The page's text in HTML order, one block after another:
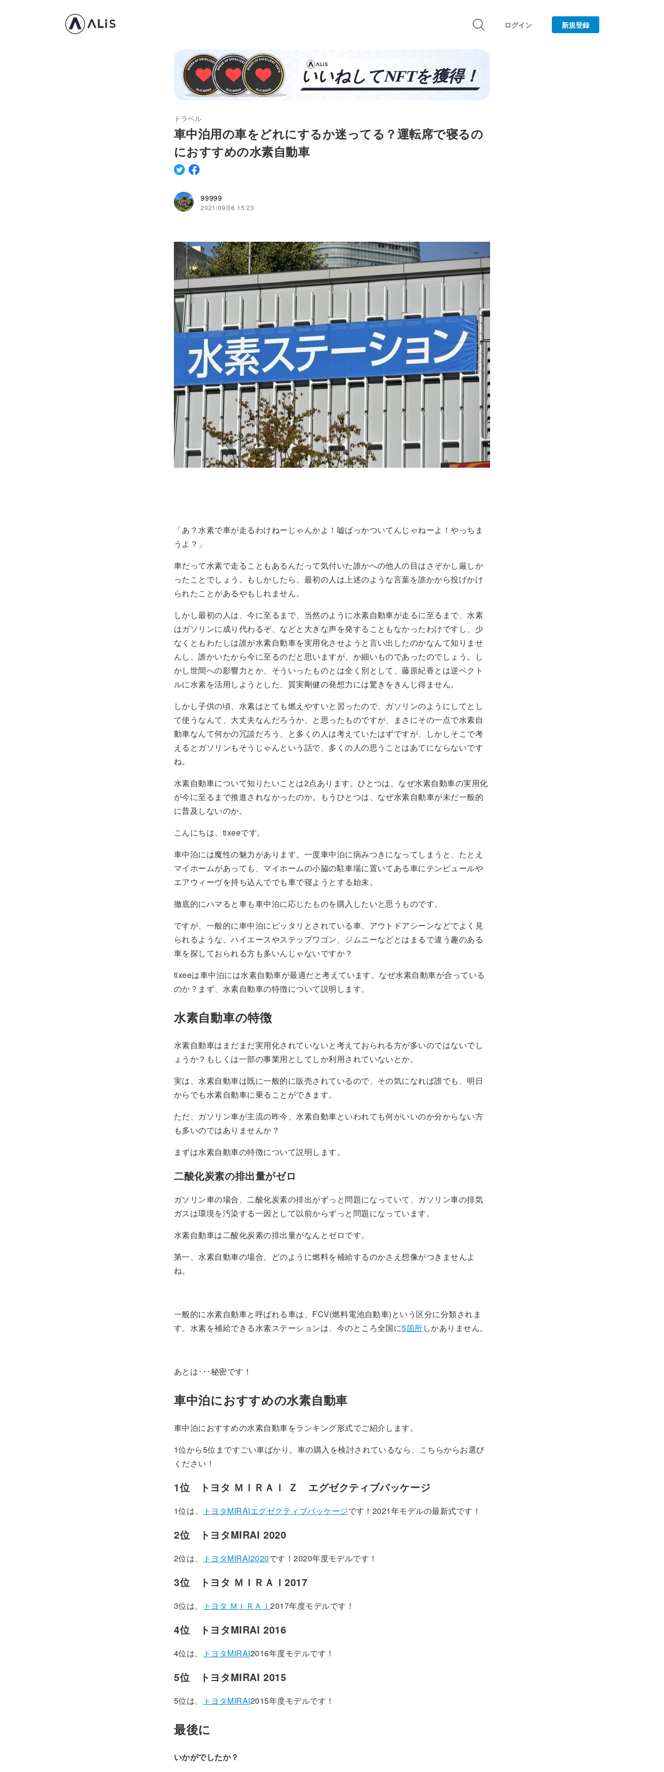
ログイン 新規登録
トラベル
車中泊用の車をどれにするか迷ってる？運転席で寝るの
におすすめの水素自動車
99999
2021/09/06 15:23
「あ？水素で車が走るわけねーじゃんかよ！嘘ばっかついてんじゃねーよ！やっちま
うよ？」
車だって水素で走ることもあるんだって気付いた誰かへの他人の目はさぞかし厳しか
ったことでしょう。もしかしたら、最初の人は上述のような言葉を誰かから投げかけ
られたことがあるやもしれません。
しかし最初の人は、今に至るまで、当然のように水素自動車が走るに至るまで、水素
はガソリンに成り代わるぞ、などと大きな声を発することもなかったわけですし、少
なくともわたしは誰が水素自動車を実用化させようと言い出したのかなんて知りませ
んし、誰かいたから今に至るのだと思いますが、か細いものであったのでしょう。し
かし世間への影響力とか、そういったものとは全く別として、藤原紀香とは逆ベクト
ルに水素を活用しようとした、質実剛健の発想力には驚きをきんじ得ません。
しかし子供の頃、水素はとても燃えやすいと習ったので、ガソリンのようにしてとし
て使うなんて、大丈夫なんだろうか、と思ったものですが、まさにその一点で水素自
動車なんて何かの冗談だろう、と多くの人は考えていたはずですが、しかしそこで考
えるとガソリンもそうじゃんという話で、多くの人の思うことはあてにならないです
ね。
水素自動車について知りたいことは2点あります。ひとつは、なぜ水素自動車の実用化
が今に至るまで推進されなかったのか。もうひとつは、なぜ水素自動車が未だ一般的
に普及しないのか。
こんにちは、tixeeです。
車中泊には魔性の魅力があります。一度車中泊に病みつきになってしまうと、たとえ
マイホームがあっても、マイホームの小脇の駐車場に置いてある車にテンピュールや
エアウィーヴを持ち込んででも車で寝ようとする始末。
徹底的にハマると車も車中泊に応じたものを購入したいと思うものです。
ですが、一般的に車中泊にピッタリとされている車、アウトドアシーンなどでよく見
られるような、ハイエースやステップワゴン、ジムニーなどとはまるで違う趣のある
車を探しておられる方も多いんじゃないですか？
tixeeは車中泊には水素自動車が最適だと考えています。なぜ水素自動車が合っている
のか？まず、水素自動車の特徴について説明します。
水素自動車の特徴
水素自動車はまだまだ実用化されていないと考えておられる方が多いのではないでし
ょうか？もしくは一部の事業用としてしか利用されていないとか。
実は、水素自動車は既に一般的に販売されているので、その気になれば誰でも、明日
からでも水素自動車に乗ることができます。
ただ、ガソリン車が主流の昨今、水素自動車といわれても何がいいのか分からない方
も多いのではありませんか？
まずは水素自動車の特徴について説明します。
二酸化炭素の排出量がゼロ
ガソリン車の場合、二酸化炭素の排出がずっと問題になっていて、ガソリン車の排気
ガスは環境を汚染する一因として以前からずっと問題になっています。
水素自動車は二酸化炭素の排出量がなんとゼロです。
第一、水素自動車の場合、どのように燃料を補給するのかさえ想像がつきませんよ
ね。
一般的に水素自動車と呼ばれる車は、FCV(燃料電池自動車)という区分に分類されま
す。水素を補給できる水素ステーションは、今のところ全国に5箇所しかありません。
あとは･･･秘密です！
車中泊におすすめの水素自動車
車中泊におすすめの水素自動車をランキング形式でご紹介します。
1位から5位まですごい車ばかり。車の購入を検討されているなら、こちらからお選び
ください！
1位 トヨタ ＭＩＲＡＩ Ｚ エグゼクティブパッケージ
1位は、 トヨタMIRAIエグゼクティブパッケージです！2021年モデルの最新式です！
2位 トヨタMIRAI 2020
2位は、 トヨタMIRAI2020です！2020年度モデルです！
3位 トヨタ ＭＩＲＡＩ2017
3位は、 トヨタ ＭＩＲＡＩ2017年度モデルです！
4位 トヨタMIRAI 2016
4位は、 トヨタMIRAI2016年度モデルです！
5位 トヨタMIRAI 2015
5位は、 トヨタMIRAI2015年度モデルです！
最後に
いかがでしたか？